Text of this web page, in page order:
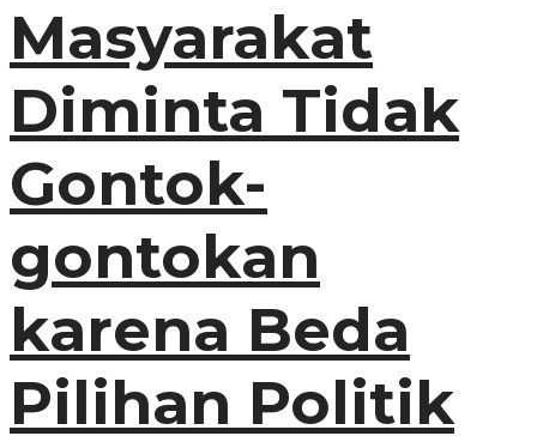
Masyarakat
Diminta Tidak
Gontok-
gontokan
karena Beda
Pilihan Politik